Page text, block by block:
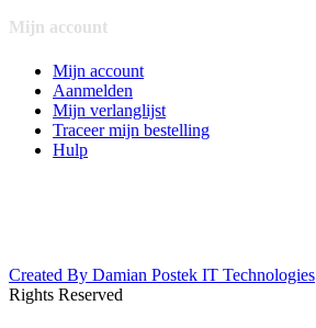
Mijn account
Mijn account
Aanmelden
Mijn verlanglijst
Traceer mijn bestelling
Hulp
Created By Damian Postek IT Technologies
Rights Reserved